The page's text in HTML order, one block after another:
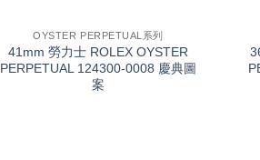
OYSTER PERPETUAL系列
41mm 勞力士 ROLEX OYSTER
PERPETUAL 124300-0008 慶典圖
案